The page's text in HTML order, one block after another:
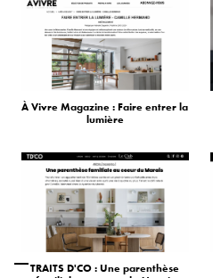
À Vivre Magazine : Faire entrer la
lumière
TRAITS D'CO : Une parenthèse